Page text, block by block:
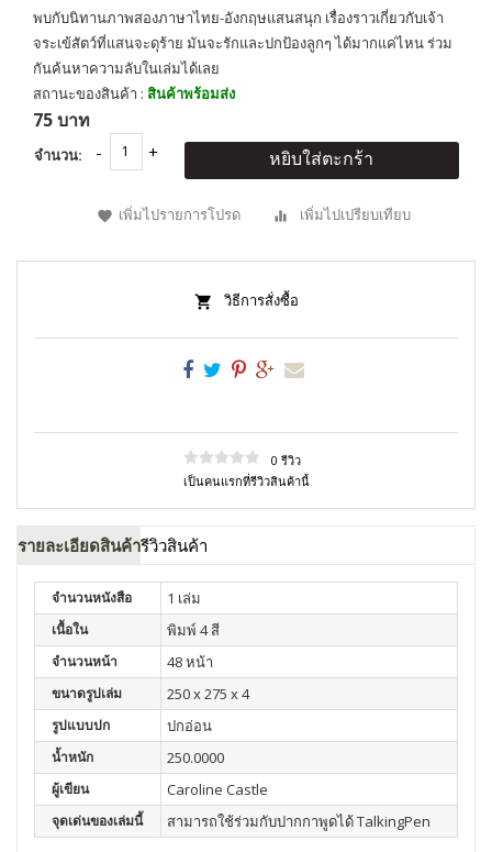
พบกับนิทานภาพสองภาษาไทย-อังกฤษแสนสนุก เรื่องราวเกี่ยวกับเจ้า
จระเข้สัตว์ที่แสนจะดุร้าย มันจะรักและปกป้องลูกๆ ได้มากแค่ไหน ร่วม
กันค้นหาความลับในเล่มได้เลย
สถานะของสินค้า : สินค้าพร้อมส่ง
75 บาท
จำนวน: หยิบใส่ตะกร้า
เพิ่มไปรายการโปรด เพิ่มไปเปรียบเทียบ
วิธีการสั่งซื้อ
0 รีวิว
เป็นคนแรกที่รีวิวสินค้านี้
รายละเอียดสินค้ารีวิวสินค้า
จำนวนหนังสือ 1 เล่ม
เนื้อใน พิมพ์ 4 สี
จำนวนหน้า 48 หน้า
ขนาดรูปเล่ม 250 x 275 x 4
รูปแบบปก ปกอ่อน
น้ำหนัก 250.0000
ผู้เขียน Caroline Castle
จุดเด่นของเล่มนี้ สามารถใช้ร่วมกับปากกาพูดได้ TalkingPen